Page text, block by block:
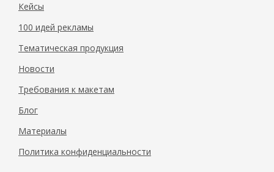
Кейсы
100 идей рекламы
Тематическая продукция
Новости
Требования к макетам
Блог
Материалы
Политика конфиденциальности